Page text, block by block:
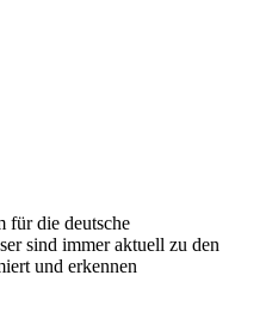
für die deutsche
sind immer aktuell zu den
und erkennen